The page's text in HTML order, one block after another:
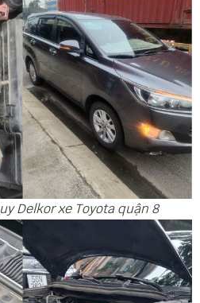
Delkor xe Toyota quận 8